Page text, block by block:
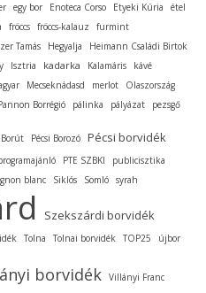
egy bor Enoteca Corso Etyeki Kúria
étel
fröccs fröccs-kalauz furmint
Tamás Hegyalja
Heimann Családi Birtok
Isztria kadarka Kalamáris
kávé
Mecseknádasd merlot Olaszország
Borrégió pálinka pályázat pezsgő
Borút Pécsi Borozó Pécsi borvidék
PTE SZBKI
publicisztika
blanc Siklós Somló syrah
Szekszárdi borvidék
Tolna Tolnai borvidék TOP25 újbor
borvidék Villányi Franc